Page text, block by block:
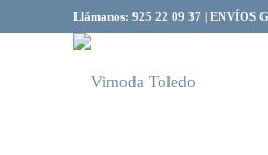
Llámanos: 925 22 09 37 | ENVÍOS